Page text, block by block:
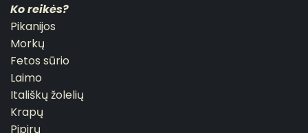
Ko reikės?
Pikanijos
Morkų
Fetos sūrio
Laimo
Itališkų žolelių
Krapų
Pipirų